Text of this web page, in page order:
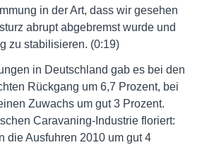
in der Art, dass wir gesehen
abrupt abgebremst wurde und
zu stabilisieren. (0:19)
in Deutschland gab es bei den
Rückgang um 6,7 Prozent, bei
Zuwachs um gut 3 Prozent.
Caravaning-Industrie floriert:
die Ausfuhren 2010 um gut 4